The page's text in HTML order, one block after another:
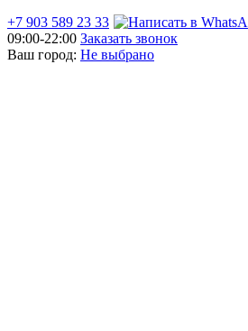
+7 903 589 23 33
09:00-22:00 Заказать звонок
Ваш город: Не выбрано